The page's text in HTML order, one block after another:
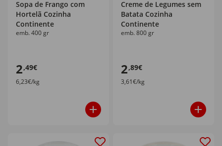
Sopa de Frango com
Hortelã Cozinha
Continente
emb. 400 gr
2,49€
6,23€/kg
Creme de Legumes sem
Batata Cozinha
Continente
emb. 800 gr
2,89€
3,61€/kg